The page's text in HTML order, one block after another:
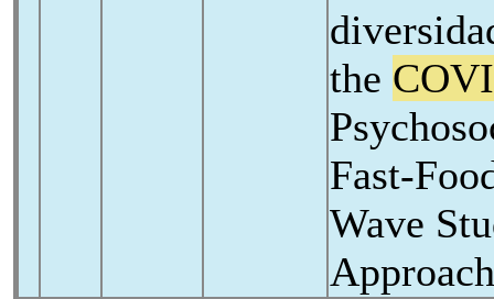
the
Fast-
Wave
Approach